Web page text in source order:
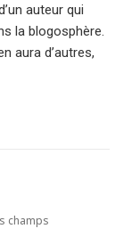
auteur qui
la blogosphère.
aura d’autres,
champs